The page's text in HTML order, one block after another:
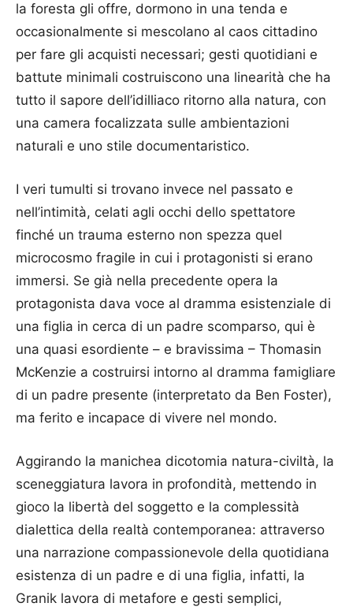
la foresta gli offre, dormono in una tenda e
occasionalmente si mescolano al caos cittadino
per fare gli acquisti necessari; gesti quotidiani e
battute minimali costruiscono una linearità che ha
tutto il sapore dell’idilliaco ritorno alla natura, con
una camera focalizzata sulle ambientazioni
naturali e uno stile documentaristico.
I veri tumulti si trovano invece nel passato e
nell’intimità, celati agli occhi dello spettatore
finché un trauma esterno non spezza quel
microcosmo fragile in cui i protagonisti si erano
immersi. Se già nella precedente opera la
protagonista dava voce al dramma esistenziale di
una figlia in cerca di un padre scomparso, qui è
una quasi esordiente – e bravissima – Thomasin
McKenzie a costruirsi intorno al dramma famigliare
di un padre presente (interpretato da Ben Foster),
ma ferito e incapace di vivere nel mondo.
Aggirando la manichea dicotomia natura-civiltà, la
sceneggiatura lavora in profondità, mettendo in
gioco la libertà del soggetto e la complessità
dialettica della realtà contemporanea: attraverso
una narrazione compassionevole della quotidiana
esistenza di un padre e di una figlia, infatti, la
Granik lavora di metafore e gesti semplici,